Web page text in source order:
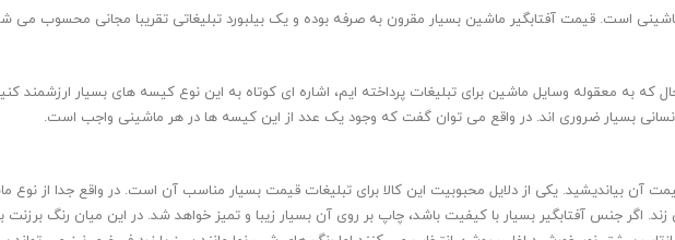
است. قیمت آفتابگیر ماشین بسیار مقرون به صرفه بوده و یک بیلبورد تبلیغاتی تقریبا مجانی محسوب می
به معقوله وسایل ماشین برای تبلیغات پرداخته ایم، اشاره ای کوتاه به این نوع کیسه های بسیار ارزشمند
بسیار ضروری اند. در واقع می توان گفت که وجود یک عدد از این کیسه ها در هر ماشینی واجب است.
آن بیاندیشید. یکی از دلایل محبوبیت این کالا برای تبلیغات قیمت بسیار مناسب آن است. در واقع جدا از نوع
جنس آفتابگیر بسیار با کیفیت باشد، چاپ بر روی آن بسیار زیبا و تمیز خواهد شد. در این میان رنگ برزنت